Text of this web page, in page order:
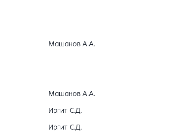
Машанов А.А.
Машанов А.А.
Иргит С.Д.
Иргит С.Д.